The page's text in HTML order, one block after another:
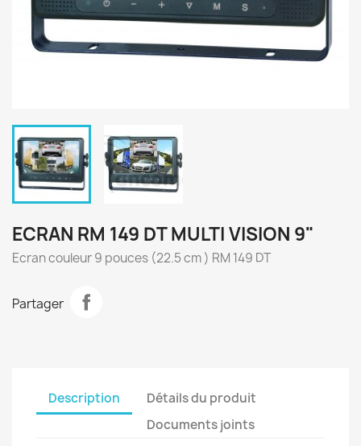
ECRAN RM 149 DT MULTI VISION 9"
Ecran couleur 9 pouces (22.5 cm ) RM 149 DT
Partager
Description
Détails du produit
Documents joints